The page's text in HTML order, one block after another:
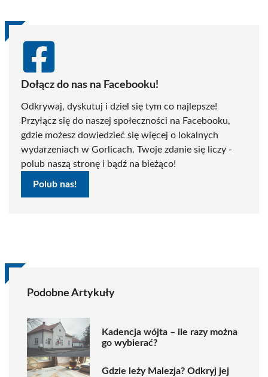
Dołącz do nas na Facebooku!
Odkrywaj, dyskutuj i dziel się tym co najlepsze!
Przyłącz się do naszej społeczności na Facebooku,
gdzie możesz dowiedzieć się więcej o lokalnych
wydarzeniach w Gorlicach. Twoje zdanie się liczy -
polub naszą stronę i bądź na bieżąco!
Polub nas!
Podobne Artykuły
Kadencja wójta – ile razy można
go wybierać?
Gdzie leży Malezja? Odkryj jej